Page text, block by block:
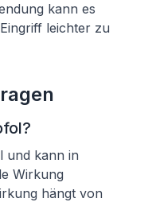
kann es
leichter zu
und kann in
Wirkung
hängt von